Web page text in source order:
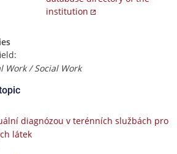
institution
Work / Social Work
diagnózou v terénních službách pro
látek